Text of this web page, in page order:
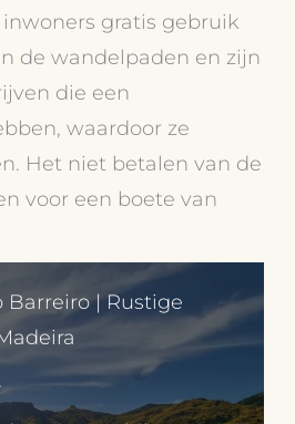
gratis gebruik
de wandelpaden en zijn
die een
waardoor ze
Het niet betalen van de
voor een boete van
Barreiro | Rustige